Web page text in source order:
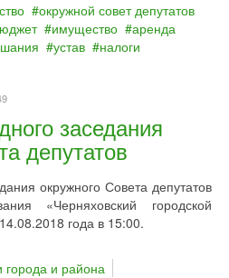
окружной совет депутатов
имущество
аренда
устав
налоги
заседания
депутатов
окружного Совета депутатов
«Черняховский городской
года в 15:00.
города и района